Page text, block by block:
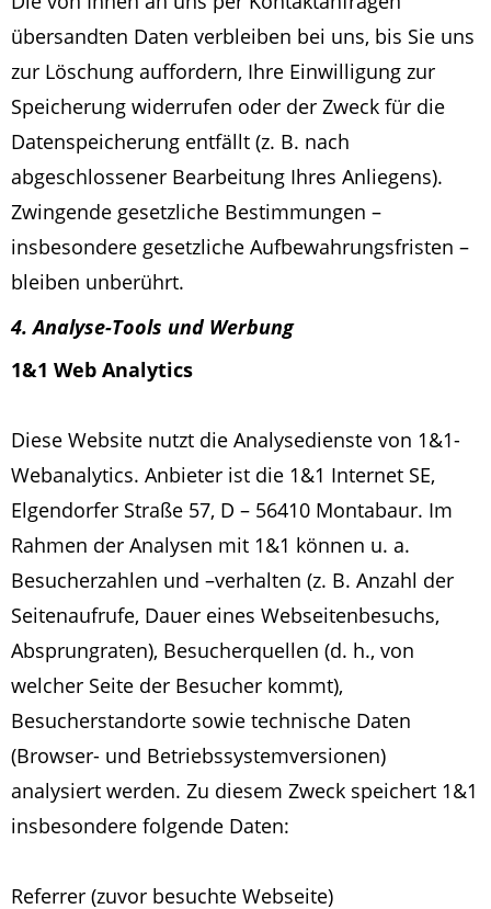
übersandten Daten verbleiben bei uns, bis Sie uns
zur Löschung auffordern, Ihre Einwilligung zur
Speicherung widerrufen oder der Zweck für die
Datenspeicherung entfällt (z. B. nach
abgeschlossener Bearbeitung Ihres Anliegens).
Zwingende gesetzliche Bestimmungen –
insbesondere gesetzliche Aufbewahrungsfristen –
bleiben unberührt.
4. Analyse-Tools und Werbung
1&1 Web Analytics
Diese Website nutzt die Analysedienste von 1&1-
Webanalytics. Anbieter ist die 1&1 Internet SE,
Elgendorfer Straße 57, D – 56410 Montabaur. Im
Rahmen der Analysen mit 1&1 können u. a.
Besucherzahlen und –verhalten (z. B. Anzahl der
Seitenaufrufe, Dauer eines Webseitenbesuchs,
Absprungraten), Besucherquellen (d. h., von
welcher Seite der Besucher kommt),
Besucherstandorte sowie technische Daten
(Browser- und Betriebssystemversionen)
analysiert werden. Zu diesem Zweck speichert 1&1
insbesondere folgende Daten:
Referrer (zuvor besuchte Webseite)